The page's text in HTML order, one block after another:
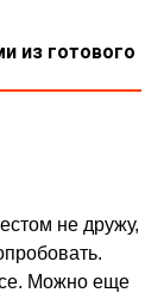
из готового
не дружу,
Можно еще